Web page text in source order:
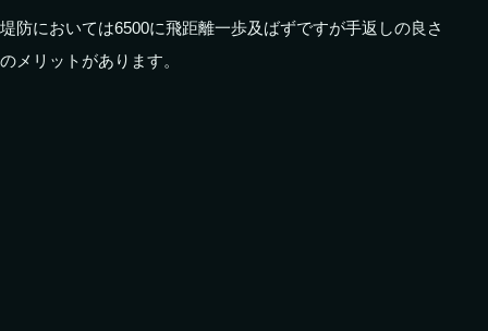
堤防においては6500に飛距離一歩及ばずですが手返しの良さ
のメリットがあります。